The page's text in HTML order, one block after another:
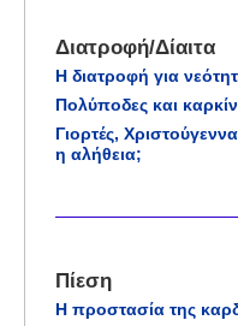
Διατροφή/Δίαιτα
Η διατροφή για
Πολύποδες και
Γιορτές,
η αλήθεια;
Πίεση
Η προστασία της